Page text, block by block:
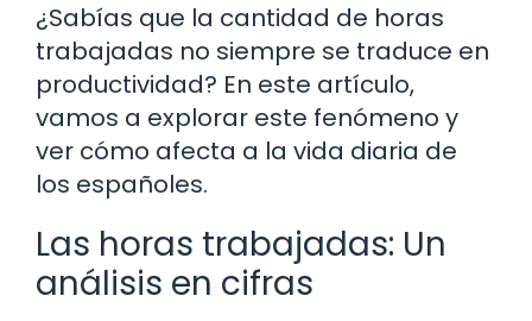
¿Sabías que la cantidad de horas
trabajadas no siempre se traduce en
productividad? En este artículo,
vamos a explorar este fenómeno y
ver cómo afecta a la vida diaria de
los españoles.
Las horas trabajadas: Un
análisis en cifras